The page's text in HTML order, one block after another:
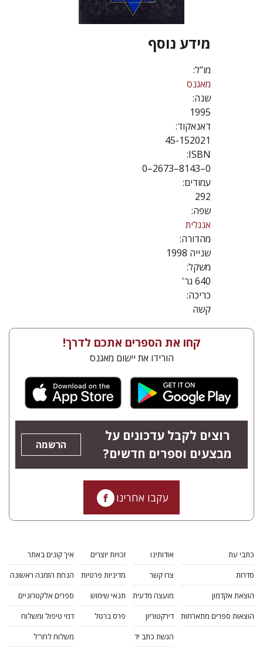
מידע נוסף
מו"ל:
מאגנס
שנה:
1995
דאנאקוד:
45-152021
ISBN:
0–8143–2673–0
עמודים:
292
שפה:
אנגלית
מהדורה:
שנייה 1998
משקל:
640 גר'
כריכה:
קשה
קחו את הספרים אתכם לדרך!
הורידו את יישום מאגנס
רוצים לקבל עדכונים על
מבצעים וספרים חדשים?
הרשמה
עקבו אחרינו
כתבי עת
סדרות
הוצאת אקדמון
הוצאות ספרים מתארחות
אודותינו
צרו קשר
מועצה מדעית
דירקטוריון
הגשת כתב יד
זכויות יוצרים
מדיניות פרטיות
תנאי שימוש
פרס ברטל
איך קונים באתר
הנחת הזמנה ראשונה
ספרים אלקטרוניים
דמי טיפול ומשלוח
משלוח לחו"ל